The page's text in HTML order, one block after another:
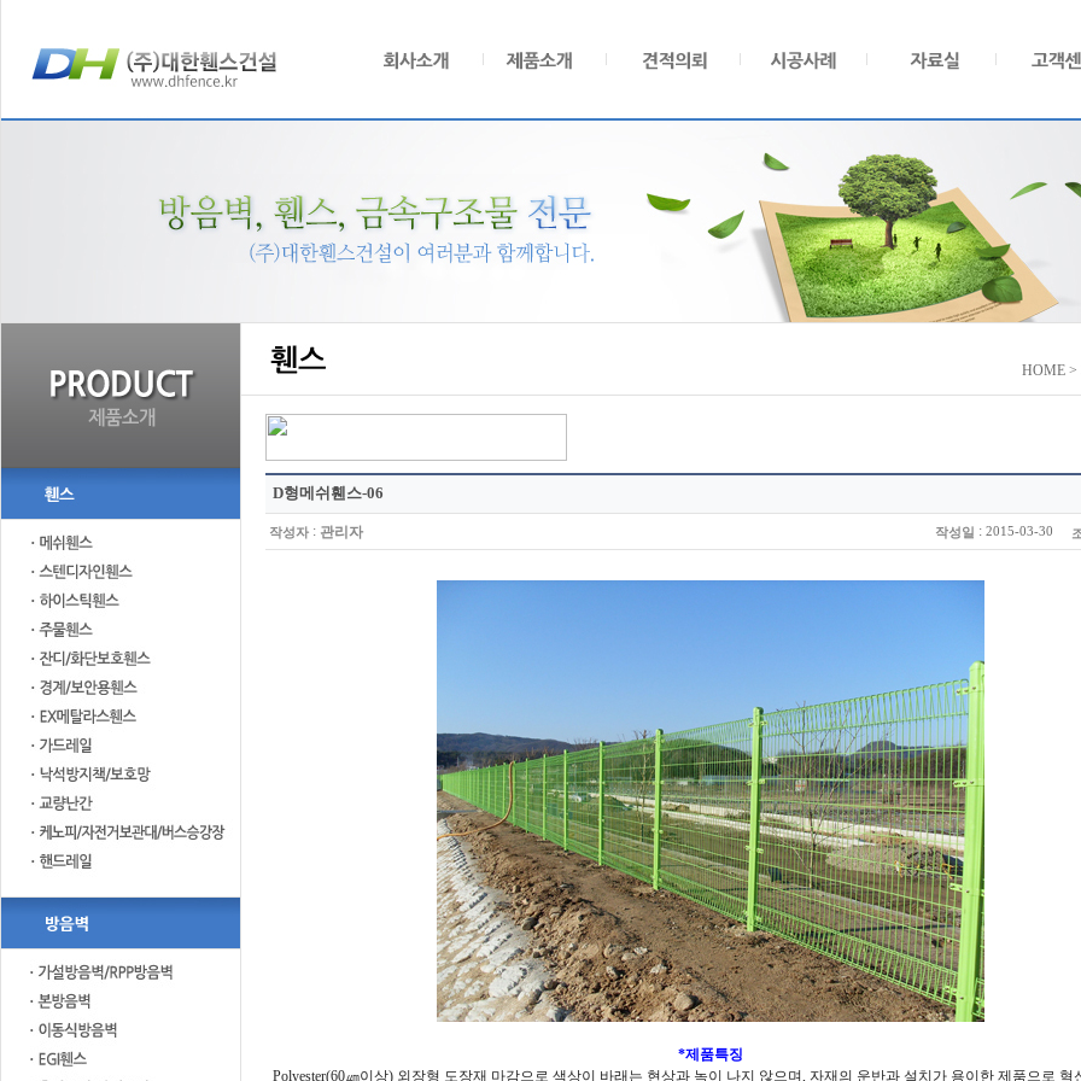
HOME >
D형메쉬휀스-06
작성자 : 관리자 작성일 : 2015-03-30
*제품특징
Polyester(60㎛이상) 외장형 도장재 마감으로 색상이 바래는 현상과 녹이 나지 않으며, 자재의 운반과 설치가 용이한 제품으로 혁